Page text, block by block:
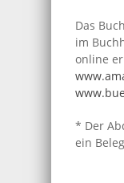
Das
im
online
* Der
ein